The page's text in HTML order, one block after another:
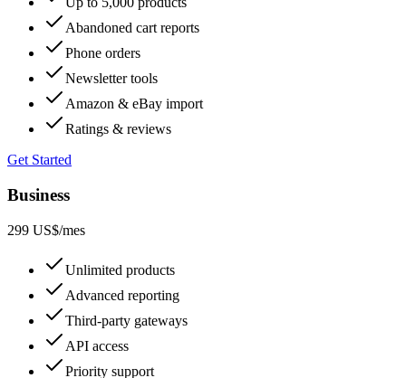
Abandoned cart reports
Phone orders
Newsletter tools
Amazon & eBay import
Ratings & reviews
Get Started
Business
299 US$/mes
Unlimited products
Advanced reporting
Third-party gateways
API access
Priority support